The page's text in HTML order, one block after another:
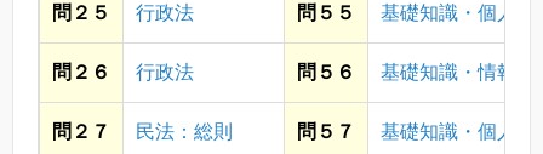
問２５ 行政法 問５５ 基礎知識・個人情
問２６ 行政法 問５６ 基礎知識・情報通
問２７ 民法：総則 問５７ 基礎知識・個人情